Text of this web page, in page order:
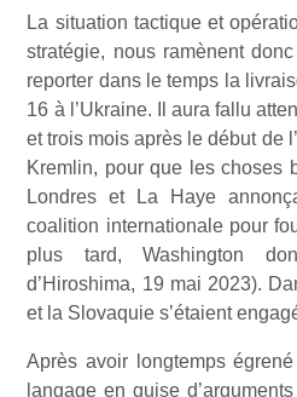
La situation tactique et
stratégie, nous ramènent
reporter dans le temps la
16 à l’Ukraine. Il aura fallu
et trois mois après le début de
Kremlin, pour que les choses
Londres et La Haye
coalition internationale pour
plus tard, Washington
d’Hiroshima, 19 mai 2023).
et la Slovaquie s’étaient
Après avoir longtemps
langage en guise